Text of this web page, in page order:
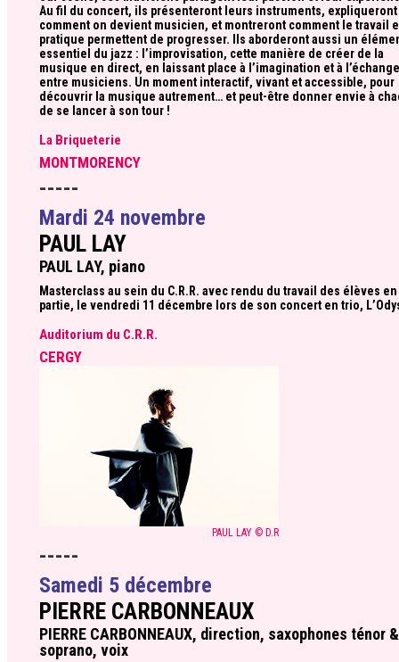
Au fil du concert, ils présenteront leurs instruments, expliqueront
comment on devient musicien, et montreront comment le travail
pratique permettent de progresser. Ils aborderont aussi un
essentiel du jazz : l’improvisation, cette manière de créer de la
musique en direct, en laissant place à l’imagination et à l’échange
entre musiciens. Un moment interactif, vivant et accessible, pour
découvrir la musique autrement… et peut-être donner envie à
de se lancer à son tour !
La Briqueterie
MONTMORENCY
-----
Mardi 24 novembre
PAUL LAY
PAUL LAY, piano
Masterclass au sein du C.R.R. avec rendu du travail des élèves
partie, le vendredi 11 décembre lors de son concert en trio,
Auditorium du C.R.R.
CERGY
PAUL LAY © D.R
-----
Samedi 5 décembre
PIERRE CARBONNEAUX
PIERRE CARBONNEAUX, direction, saxophones ténor &
soprano, voix